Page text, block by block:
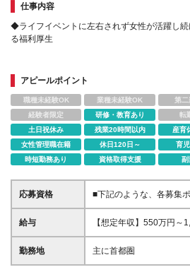
仕事内容
◆ライフイベントに左右されず女性が活躍し
る福利厚生
アピールポイント
職種未経験OK 業種未経験OK 第二
経験者限定
研修・教育あり 転
土日祝休み
残業20時間以内 産育
女性管理職在籍
休日120日～ 育
時短勤務あり
資格取得支援 副
応募資格
■下記のような、各募集
知識・経験がある方 ・地図、GIS、CAD等のサービス
営業経験 ・ユーザーと
ど）の経験 ・ITソリュー
ジ型ソリューション、サ
給与
【想定年収】550万円～1,100万円 【
代理 主任 一般 ※これまでの経験・年齢などを考慮
し、当社給与規則に基づ
勤務地 主に首都圏